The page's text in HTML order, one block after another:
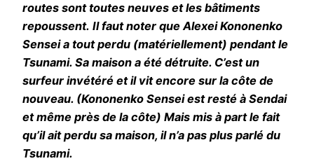
routes sont toutes neuves et les bâtiments
repoussent. Il faut noter que Alexei Kononenko
Sensei a tout perdu (matériellement) pendant le
Tsunami. Sa maison a été détruite. C’est un
surfeur invétéré et il vit encore sur la côte de
nouveau. (Kononenko Sensei est resté à Sendai
et même près de la côte) Mais mis à part le fait
qu’il ait perdu sa maison, il n’a pas plus parlé du
Tsunami.